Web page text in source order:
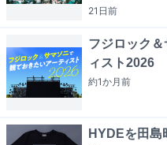
21日前
フジロック
ィスト2026
約1か月前
HYDEを田島